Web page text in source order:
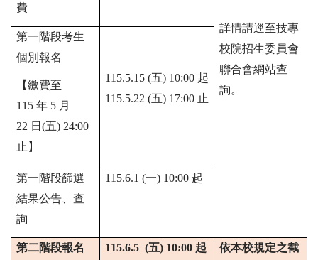
費
詳情請逕至技專
校院招生委員會
聯合會網站查
詢。
第一階段考生
個別報名
【繳費至
115 年 5 月
22 日 (五) 24:00
止】
115.5.15 (五) 10:00 起
115.5.22 (五) 17:00 止
第一階段篩選
結果公告、查
詢
115.6.1 (一) 10:00 起
第二階段報名
115.6.5 (五) 10:00 起
依本校規定之截